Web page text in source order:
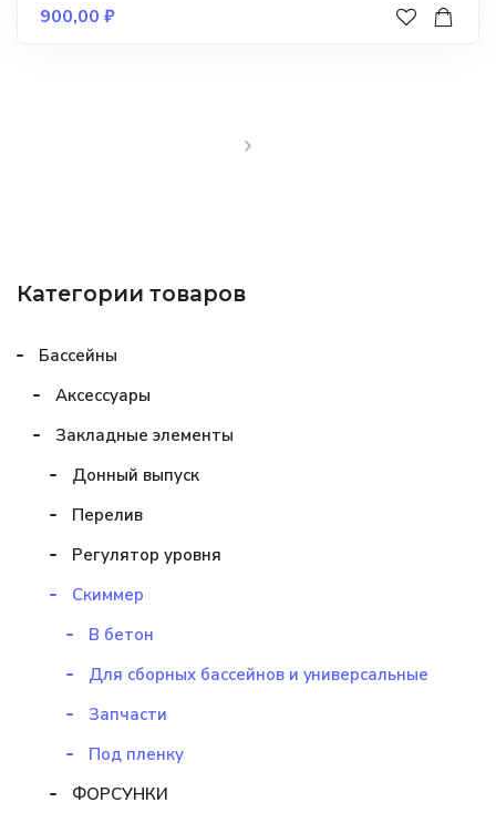
900,00 ₽
Категории товаров
Бассейны
Аксессуары
Закладные элементы
Донный выпуск
Перелив
Регулятор уровня
Скиммер
В бетон
Для сборных бассейнов и универсальные
Запчасти
Под пленку
ФОРСУНКИ